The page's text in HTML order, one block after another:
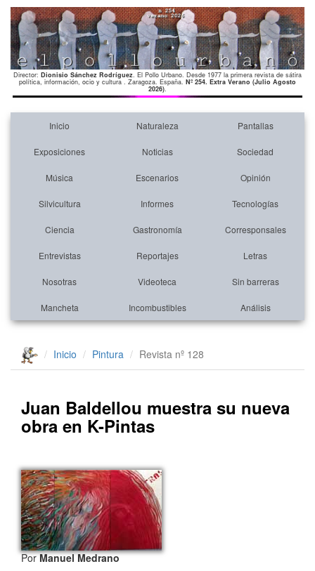
Director: Dionisio Sánchez Rodríguez. El Pollo Urbano. Desde 1977 la primera revista de sátira
política, información, ocio y cultura . Zaragoza. España. Nº 254. Extra Verano (Julio Agosto
2026).
Inicio Naturaleza Pantallas
Exposiciones Noticias Sociedad
Música Escenarios Opinión
Silvicultura Informes Tecnologías
Ciencia Gastronomía Corresponsales
Entrevistas Reportajes Letras
Nosotras Videoteca Sin barreras
Mancheta Incombustibles Análisis
Inicio Pintura Revista nº 128
Juan Baldellou muestra su nueva
obra en K-Pintas
PorManuel Medrano